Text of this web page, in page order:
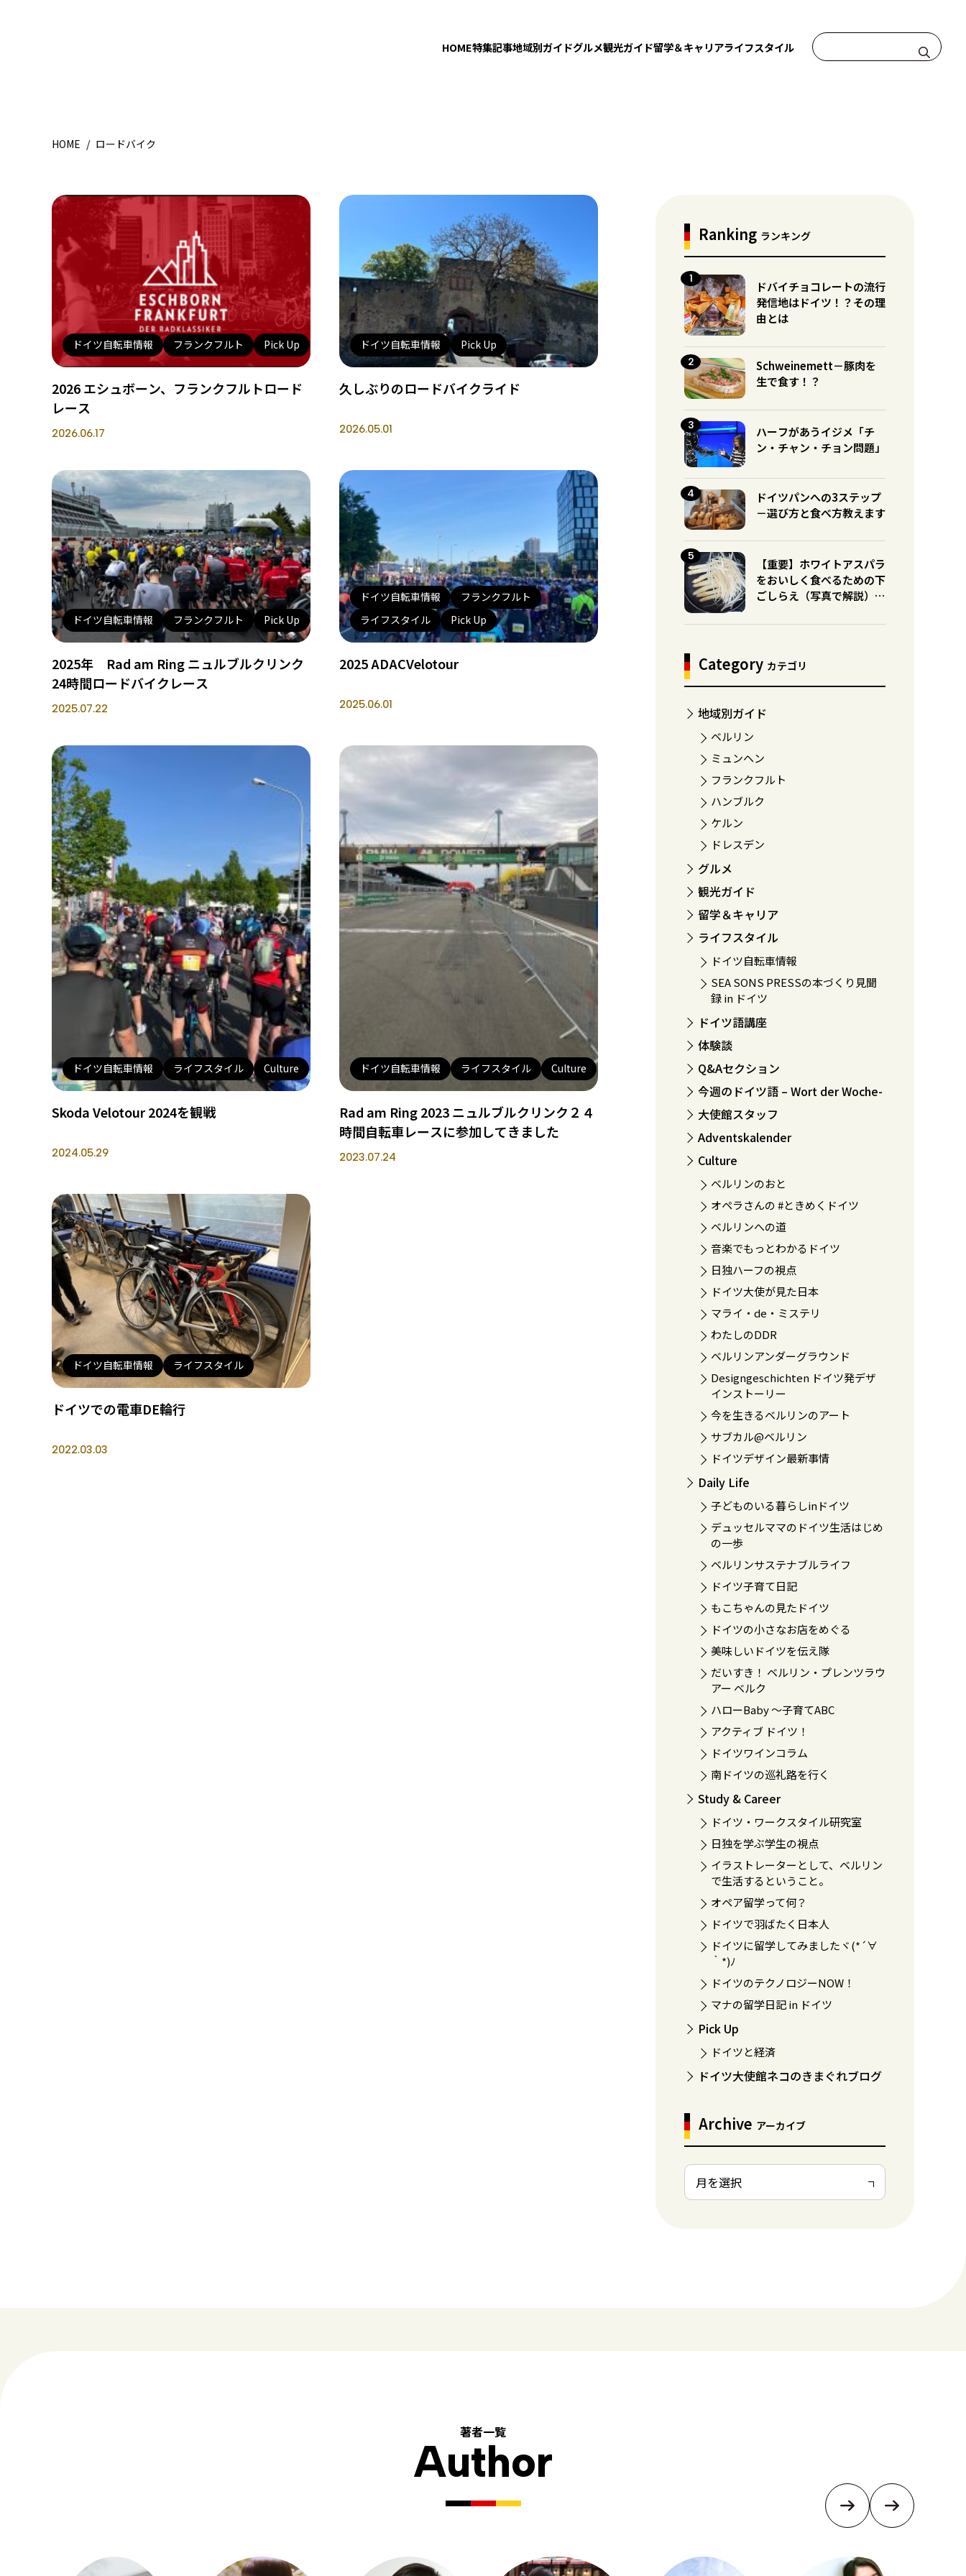
HOME特集記事地域別ガイドグルメ観光ガイド留学＆キャリアライフスタイル
HOME / ロードバイク
ドイツ自転車情報 フランクフルト Pick Up
2026 エシュボーン、フランクフルトロード
レース
2026.06.17
ドイツ自転車情報 Pick Up
久しぶりのロードバイクライド
2026.05.01
ドイツ自転車情報 フランクフルト Pick Up
2025年 Rad am Ring ニュルブルクリンク
24時間ロードバイクレース
2025.07.22
ドイツ自転車情報
フランクフルト
ライフスタイル
Pick Up
2025 ADACVelotour
2025.06.01
ドイツ自転車情報 ライフスタイル Culture
Skoda Velotour 2024を観戦
2024.05.29
ドイツ自転車情報 ライフスタイル Culture
Rad am Ring 2023 ニュルブルクリンク２４
時間自転車レースに参加してきました
2023.07.24
ドイツ自転車情報 ライフスタイル
ドイツでの電車DE輪行
2022.03.03
Ranking ランキング
ドバイチョコレートの流行
発信地はドイツ！？その理
由とは
Schweinemett－豚肉を
生で食す！？
ハーフがあうイジメ「チ
ン・チャン・チョン問題」
ドイツパンへの3ステップ
－選び方と食べ方教えます
【重要】ホワイトアスパラ
をおいしく食べるための下
ごしらえ（写真で解説）※
Category カテゴリ
地域別ガイド
ベルリン
ミュンヘン
フランクフルト
ハンブルク
ケルン
ドレスデン
グルメ
観光ガイド
留学＆キャリア
ライフスタイル
ドイツ自転車情報
SEA SONS PRESSの本づくり見聞
録 in ドイツ
ドイツ語講座
体験談
Q&Aセクション
今週のドイツ語 – Wort der Woche-
大使館スタッフ
Adventskalender
Culture
ベルリンのおと
オペラさんの #ときめくドイツ
ベルリンへの道
音楽でもっとわかるドイツ
日独ハーフの視点
ドイツ大使が見た日本
マライ・de・ミステリ
わたしのDDR
ベルリンアンダーグラウンド
Designgeschichten ドイツ発デザ
インストーリー
今を生きるベルリンのアート
サブカル@ベルリン
ドイツデザイン最新事情
Daily Life
子どものいる暮らしinドイツ
デュッセルママのドイツ生活はじめ
の一歩
ベルリンサステナブルライフ
ドイツ子育て日記
もこちゃんの見たドイツ
ドイツの小さなお店をめぐる
美味しいドイツを伝え隊
だいすき！ ベルリン・プレンツラウ
アー ベルク
ハローBaby 〜子育てABC
アクティブ ドイツ！
ドイツワインコラム
南ドイツの巡礼路を行く
Study & Career
ドイツ・ワークスタイル研究室
日独を学ぶ学生の視点
イラストレーターとして、ベルリン
で生活するということ。
オペア留学って何？
ドイツで羽ばたく日本人
ドイツに留学してみましたヾ(*´∀
｀*)ﾉ
ドイツのテクノロジーNOW！
マナの留学日記 in ドイツ
Pick Up
ドイツと経済
ドイツ大使館ネコのきまぐれブログ
Archive アーカイブ
著者一覧
Author